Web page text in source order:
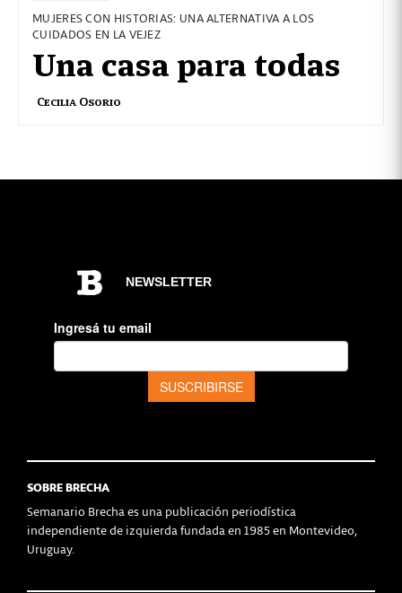
MUJERES CON HISTORIAS: UNA ALTERNATIVA A LOS
CUIDADOS EN LA VEJEZ
Una casa para todas
Cecilia Osorio
SOBRE BRECHA
Semanario Brecha es una publicación periodística
independiente de izquierda fundada en 1985 en Montevideo,
Uruguay.